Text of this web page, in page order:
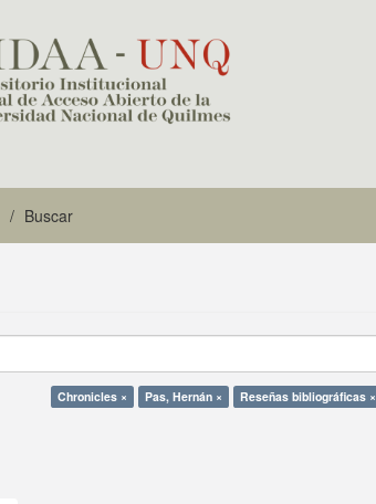
Buscar
Chronicles × Pas, Hernán × Reseñas bibliográficas ×